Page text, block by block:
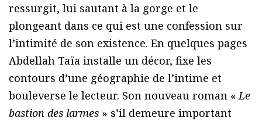
ressurgit, lui sautant à la gorge et le
plongeant dans ce qui est une confession sur
l’intimité de son existence. En quelques pages
Abdellah Taïa installe un décor, fixe les
contours d’une géographie de l’intime et
bouleverse le lecteur. Son nouveau roman «Le
bastion des larmes » s’il demeure important